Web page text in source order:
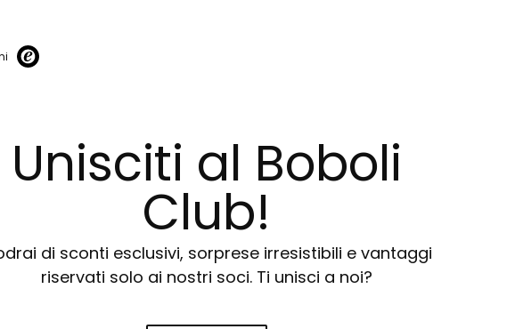
Unisciti al Boboli
Club!
di sconti esclusivi, sorprese irresistibili e vantaggi
riservati solo ai nostri soci. Ti unisci a noi?